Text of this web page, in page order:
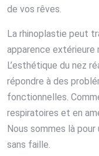
de vos rêves.
La rhinoplastie peut
apparence extérieure
L’esthétique du nez
répondre à des
fonctionnelles.
respiratoires et en
Nous sommes là
sans faille.